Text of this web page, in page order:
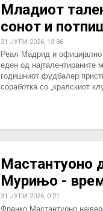
Младиот
сонот и
31 ЈУЛИ 2026, 13:36
Реал Мадрид и
еден од
годишниот фудбалер
соработка со „кралскиот
Мастантуоно
Мурињо -
31 ЈУЛИ 2026, 0:21
Франко Мастантуоно